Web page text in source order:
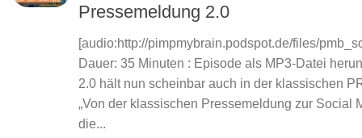
Pressemeldung 2.0
[audio:http://pimpmybrain.podspot.de/files/
Dauer: 35 Minuten : Episode als MP3-Datei
2.0 hält nun scheinbar auch in der klassischen
„Von der klassischen Pressemeldung zur Social
die...